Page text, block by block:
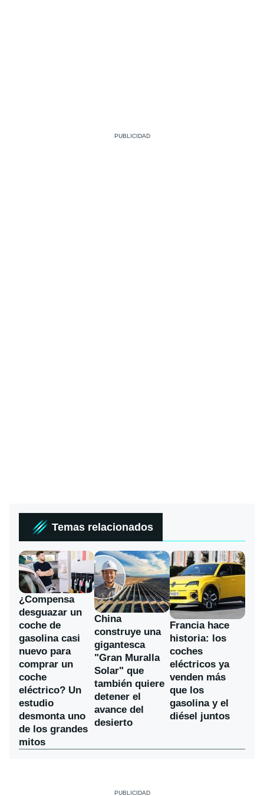
Temas relacionados
¿Compensa
desguazar un
coche de
gasolina casi
nuevo para
comprar un
coche
eléctrico? Un
estudio
desmonta uno
de los grandes
mitos
China
construye una
gigantesca
"Gran Muralla
Solar" que
también quiere
detener el
avance del
desierto
Francia hace
historia: los
coches
eléctricos ya
venden más
que los
gasolina y el
diésel juntos